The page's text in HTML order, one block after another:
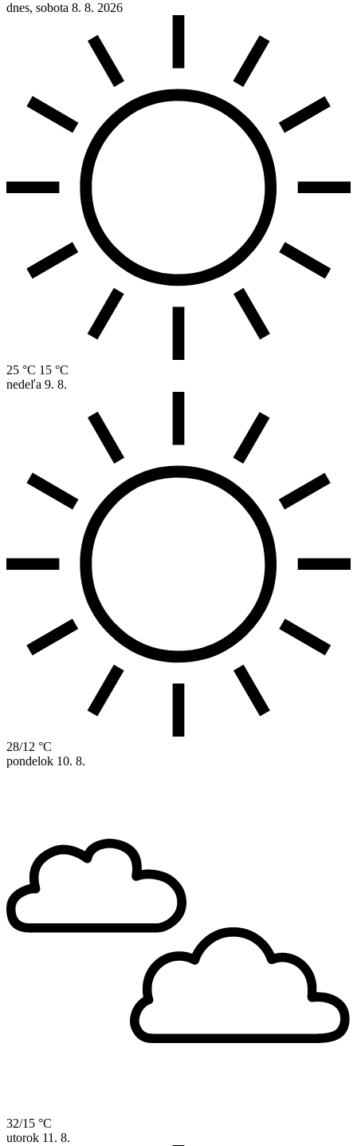
dnes, sobota 8. 8. 2026
25 °C 15 °C
nedeľa 9. 8.
28/12 °C
pondelok 10. 8.
32/15 °C
utorok 11. 8.